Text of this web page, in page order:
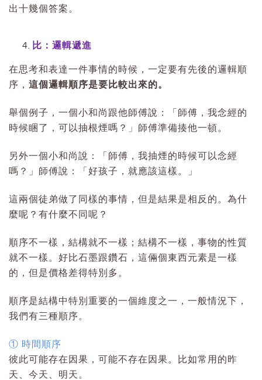
出十幾個答案。
比：邏輯遞進
在思考和表達一件事情的時候，一定要有先後的邏輯順
序， 這個邏輯順序是要比較出來的。
舉個例子，一個小和尚跟他師傅說：「師傅，我念經的
時候睏了，可以抽根煙嗎？」師傅準備揍他一頓。
另外一個小和尚說：「師傅，我抽煙的時候可以念經
嗎？」師傅說：「好孩子，就應該這樣。」
這兩個徒弟做了同樣的事情，但是結果是相反的。為什
麼呢？有什麼不同呢？
順序不一樣，結構就不一樣；結構不一樣，事物的性質
就不一樣。好比石墨跟鑽石，這倆個東西元素是一樣
的，但是價格差得特別多。
順序是結構中特別重要的一個維度之一，一般情況下，
我們有三種順序。
① 時間順序
彼此可能存在因果，可能不存在因果。比如常用的昨
天、今天、明天。